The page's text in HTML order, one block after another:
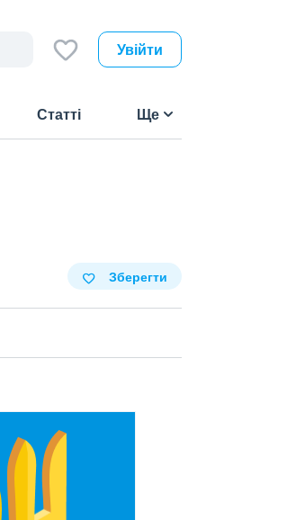
Увійти
Статті Ще
Зберегти